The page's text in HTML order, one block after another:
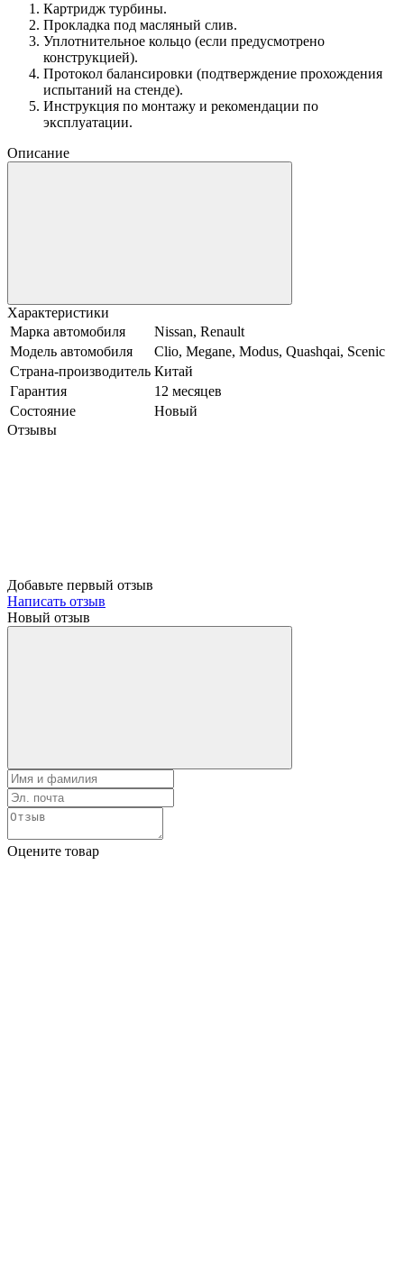
Картридж турбины.
Прокладка под масляный слив.
Уплотнительное кольцо (если предусмотрено
конструкцией).
Протокол балансировки (подтверждение прохождения
испытаний на стенде).
Инструкция по монтажу и рекомендации по
эксплуатации.
Описание
Характеристики
Марка автомобиля
Nissan, Renault
Модель автомобиля
Clio, Megane, Modus, Quashqai, Scenic
Страна-производитель Китай
Гарантия
12 месяцев
Состояние
Новый
Отзывы
Добавьте первый отзыв
Написать отзыв
Новый отзыв
Оцените товар